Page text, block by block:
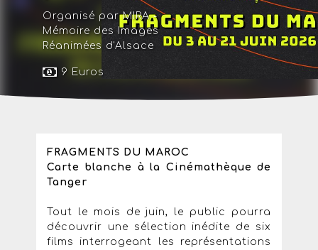
Organisé par MIRA -
Mémoire des Images
Réanimées d'Alsace
9 Euros
FRAGMENTS DU MAROC
Carte blanche à la Cinémathèque de
Tanger
Tout le mois de juin, le public pourra
découvrir une sélection inédite de six
films interrogeant les représentations